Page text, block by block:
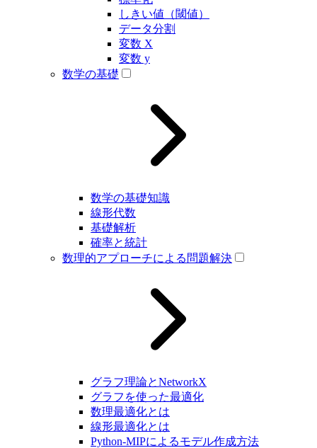
しきい値（閾値）
データ分割
変数 X
変数 y
数学の基礎
数学の基礎知識
線形代数
基礎解析
確率と統計
数理的アプローチによる問題解決
グラフ理論とNetworkX
グラフを使った最適化
数理最適化とは
線形最適化とは
Python-MIPによるモデル作成方法